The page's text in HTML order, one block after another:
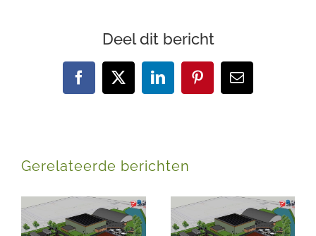
Deel dit bericht
Facebook
X LinkedInPinterest
E-
mail
Gerelateerde berichten